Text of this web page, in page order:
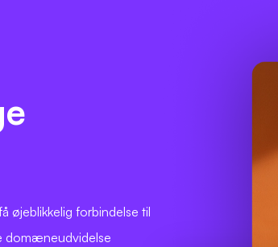
forbindelse til
domæneudvidelse